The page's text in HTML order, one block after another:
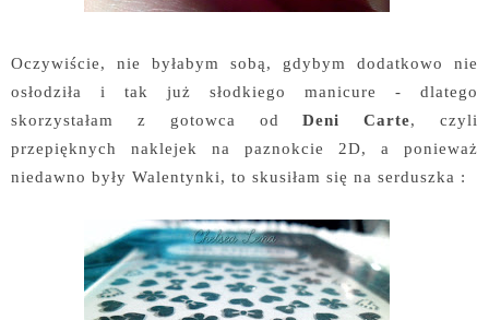
Oczywiście, nie byłabym sobą, gdybym dodatkowo nie
osłodziła i tak już słodkiego manicure - dlatego
skorzystałam z gotowca odDeni Carte, czyli
przepięknych naklejek na paznokcie 2D, a ponieważ
niedawno były Walentynki, to skusiłam się na serduszka :